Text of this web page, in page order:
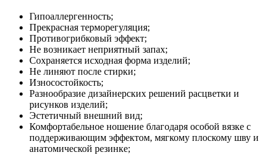
Гипоаллергенность;
Прекрасная терморегуляция;
Противогрибковый эффект;
Не возникает неприятный запах;
Сохраняется исходная форма изделий;
Не линяют после стирки;
Износостойкость;
Разнообразие дизайнерских решений расцветки и
рисунков изделий;
Эстетичный внешний вид;
Комфортабельное ношение благодаря особой вязке с
поддерживающим эффектом, мягкому плоскому шву и
анатомической резинке;